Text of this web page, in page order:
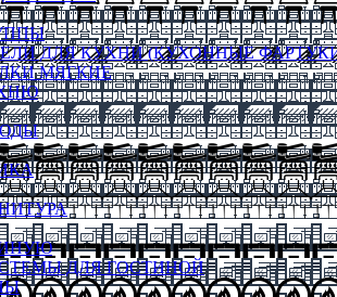
ДЛЯ КУХНИ (КУХОННЫЕ
МЯГКИЕ
ДЛЯ ГОСТИНОЙ